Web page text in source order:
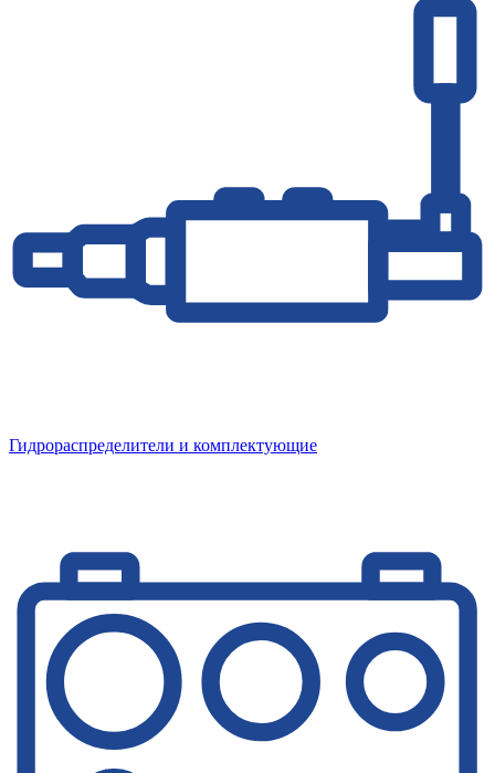
Гидрораспределители и комплектующие